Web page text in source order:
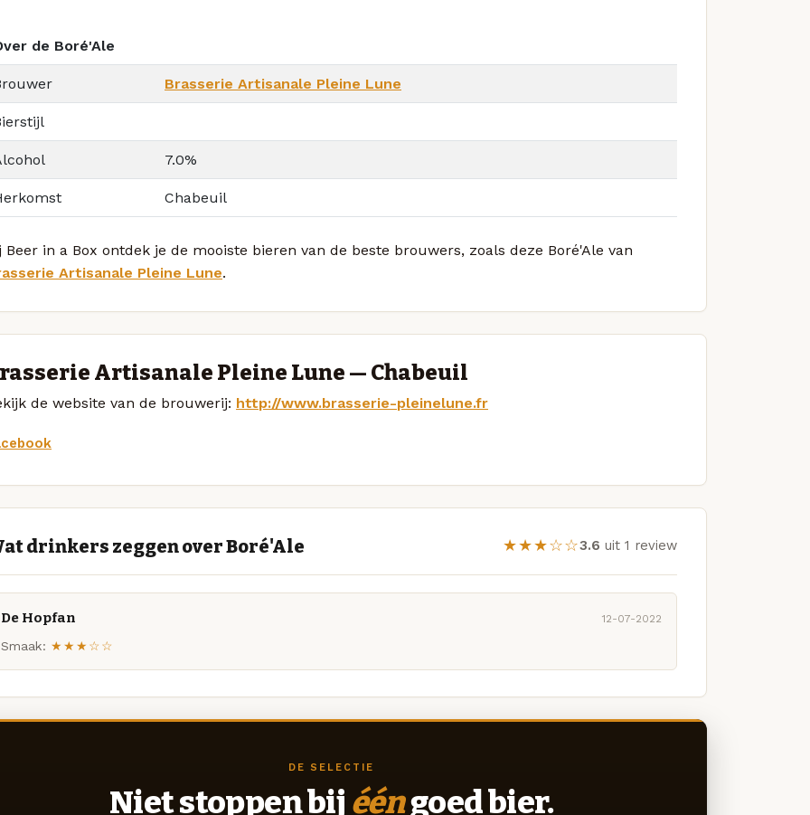
de Boré'Ale
Brasserie Artisanale Pleine Lune
7.0%
Chabeuil
Beer in a Box ontdek je de mooiste bieren van de beste brouwers, zoals deze Boré'Ale van
Artisanale Pleine Lune.
Artisanale Pleine Lune — Chabeuil
de website van de brouwerij: http://www.brasserie-pleinelune.fr
drinkers zeggen over Boré'Ale ★★★☆☆3.6 uit 1 review
De Hopfan 12-07-2022
Smaak: ★★★☆☆
DE SELECTIE
Niet stoppen bij ééngoed bier.